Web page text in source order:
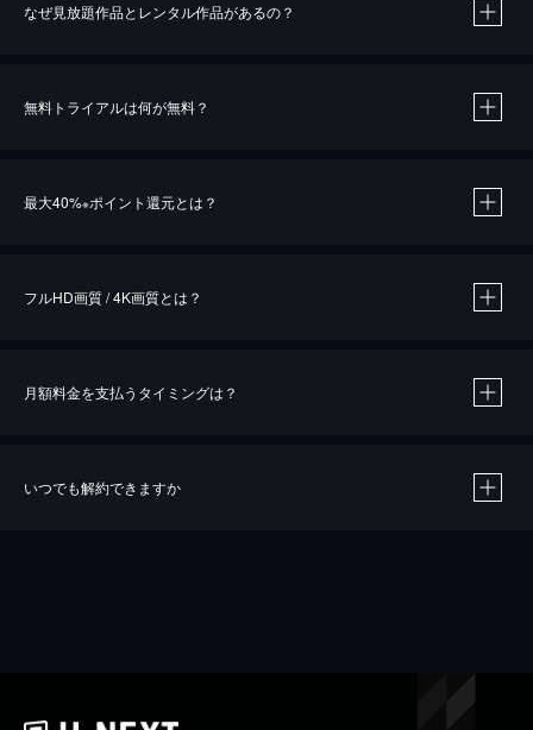
なぜ見放題作品とレンタル作品があるの？
無料トライアルは何が無料？
最大40%※ポイント還元とは？
※40％ポイント還元の対象は、クレジットカード決済による作品の購入 / レンタルです。
iOSアプリのUコイン決済による作品の購入 / レンタルは、20％のポイント還元です。
フルHD画質 / 4K画質とは？
月額料金を支払うタイミングは？
いつでも解約できますか